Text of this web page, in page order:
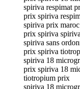
spiriva respimat
prix spiriva
spiriva prix
prix spiriva
spiriva sans
prix spiriva
spiriva 18
prix spiriva 18
tiotropium prix
spiriva 18